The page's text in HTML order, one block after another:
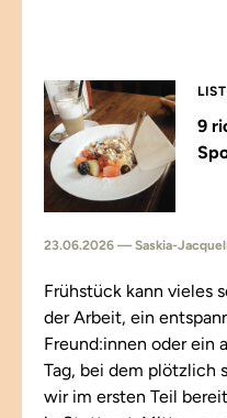
9
23.06.2026 — Saskia-
Frühstück kann vieles
der Arbeit, ein
Freund:innen oder ein
Tag, bei dem plötzlich
wir im ersten Teil